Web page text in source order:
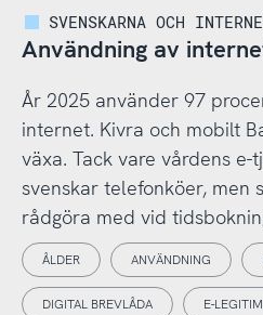
SVENSKARNA OCH
Användning av
År 2025 använder 97
internet. Kivra och mobilt
växa. Tack vare vårdens
svenskar telefonköer, men
rådgöra med vid
ÅLDER ANVÄNDNING
DIGITAL BREVLÅDA E-